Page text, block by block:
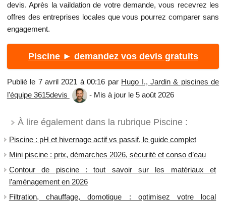
devis. Après la vaildation de votre demande, vous recevrez les
offres des entreprises locales que vous pourrez comparer sans
engagement.
Piscine ► demandez vos devis gratuits
Publié le 7 avril 2021 à 00:16 par Hugo I., Jardin & piscines de
l'équipe 3615devis
- Mis à jour le 5 août 2026
À lire également dans la rubrique Piscine :
Piscine : pH et hivernage actif vs passif, le guide complet
Mini piscine : prix, démarches 2026, sécurité et conso d’eau
Contour de piscine : tout savoir sur les matériaux et
l’aménagement en 2026
Filtration, chauffage, domotique : optimisez votre local